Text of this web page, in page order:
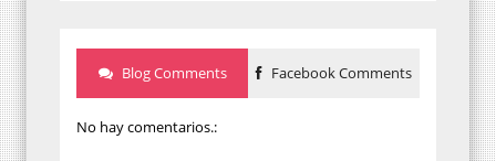
Blog Comments Facebook Comments
No hay comentarios.: